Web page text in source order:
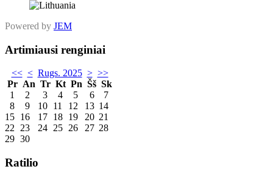
Powered by JEM
Artimiausi renginiai
<< < Rugs. 2025 > >>
Pr An Tr Kt Pn Šš Sk
1
2 3 4 5 6
7
8
9 10 11 12 13 14
15 16 17 18 19 20 21
22
23 24 25 26 27 28
29 30
Ratilio